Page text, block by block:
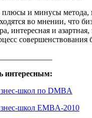
плюсы и минусы метода,
во мнении, что
интересная и
совершенствования
интересным:
школ по DMBA
школ EMBA-2010